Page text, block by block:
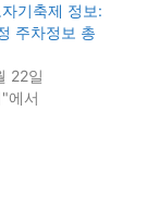
기축제 정보:
주차정보 총
22일
에서